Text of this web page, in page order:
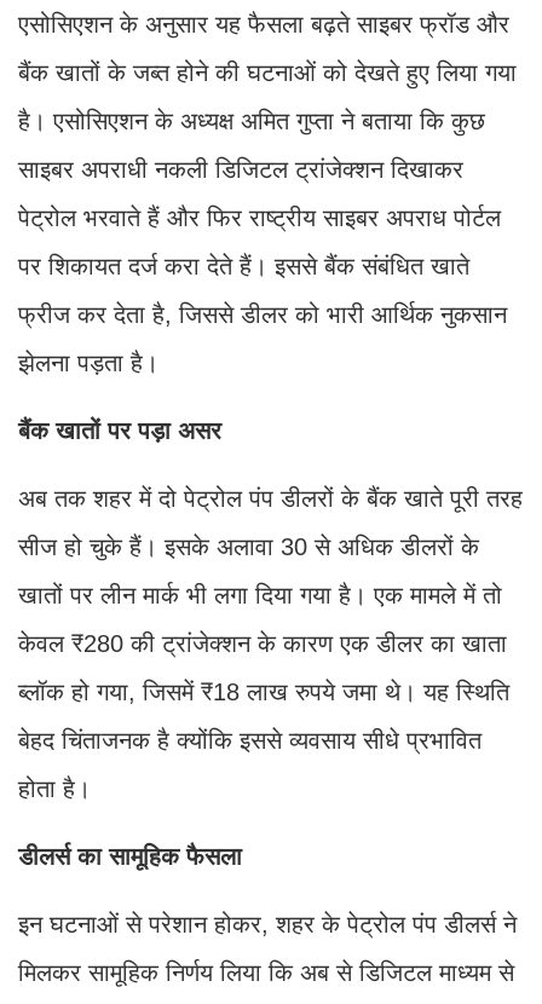
एसोसिएशन के अनुसार यह फैसला बढ़ते साइबर फ्रॉड और
बैंक खातों के जब्त होने की घटनाओं को देखते हुए लिया गया
है। एसोसिएशन के अध्यक्ष अमित गुप्ता ने बताया कि कुछ
साइबर अपराधी नकली डिजिटल ट्रांजेक्शन दिखाकर
पेट्रोल भरवाते हैं और फिर राष्ट्रीय साइबर अपराध पोर्टल
पर शिकायत दर्ज करा देते हैं। इससे बैंक संबंधित खाते
फ्रीज कर देता है, जिससे डीलर को भारी आर्थिक नुकसान
झेलना पड़ता है।
बैंक खातों पर पड़ा असर
अब तक शहर में दो पेट्रोल पंप डीलरों के बैंक खाते पूरी तरह
सीज हो चुके हैं। इसके अलावा 30 से अधिक डीलरों के
खातों पर लीन मार्क भी लगा दिया गया है। एक मामले में तो
केवल ₹280 की ट्रांजेक्शन के कारण एक डीलर का खाता
ब्लॉक हो गया, जिसमें ₹18 लाख रुपये जमा थे। यह स्थिति
बेहद चिंताजनक है क्योंकि इससे व्यवसाय सीधे प्रभावित
होता है।
डीलर्स का सामूहिक फैसला
इन घटनाओं से परेशान होकर, शहर के पेट्रोल पंप डीलर्स ने
मिलकर सामूहिक निर्णय लिया कि अब से डिजिटल माध्यम से